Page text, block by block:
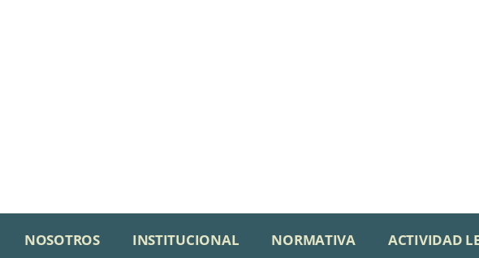
NOSOTROS INSTITUCIONAL NORMATIVA ACTIVIDAD